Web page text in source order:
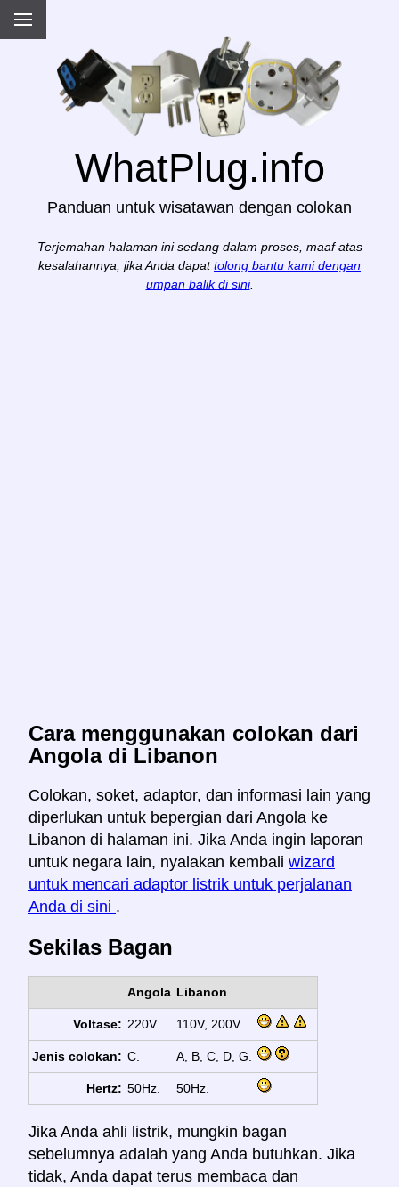
WhatPlug.info
Panduan untuk wisatawan dengan colokan
Terjemahan halaman ini sedang dalam proses, maaf atas
kesalahannya, jika Anda dapat tolong bantu kami dengan
umpan balik di sini.
Cara menggunakan colokan dari
Angola di Libanon
Colokan, soket, adaptor, dan informasi lain yang
diperlukan untuk bepergian dari Angola ke
Libanon di halaman ini. Jika Anda ingin laporan
untuk negara lain, nyalakan kembali wizard
untuk mencari adaptor listrik untuk perjalanan
Anda di sini .
Sekilas Bagan
Angola Libanon
Voltase: 220V. 110V, 200V.
Jenis colokan: C. A, B, C, D, G.
Hertz: 50Hz. 50Hz.
Jika Anda ahli listrik, mungkin bagan
sebelumnya adalah yang Anda butuhkan. Jika
tidak, Anda dapat terus membaca dan